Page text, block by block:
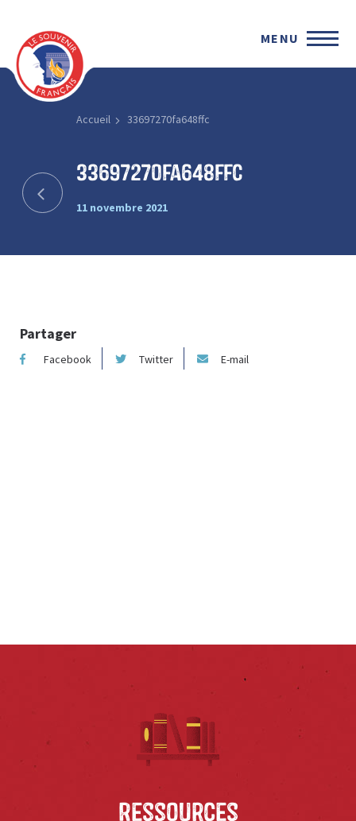
MENU
Accueil 33697270fa648ffc
33697270fa648ffc
11 novembre 2021
Partager
Facebook Twitter E-mail
Ressources